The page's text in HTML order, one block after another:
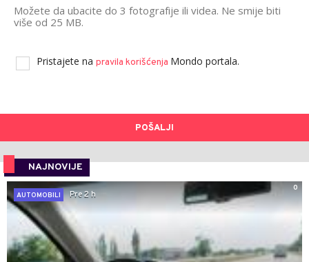
Možete da ubacite do 3 fotografije ili videa. Ne smije biti
više od 25 MB.
Pristajete na pravila korišćenja Mondo portala.
POŠALJI
NAJNOVIJE
0
AUTOMOBILI
Pre 2 h